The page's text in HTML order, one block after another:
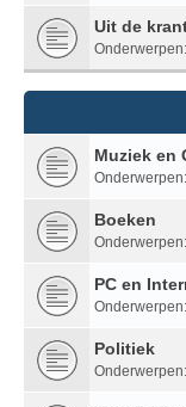
Uit de
Onderwerpen:
Muziek en
Onderwerpen:
Boeken
Onderwerpen:
PC en
Onderwerpen:
Politiek
Onderwerpen: